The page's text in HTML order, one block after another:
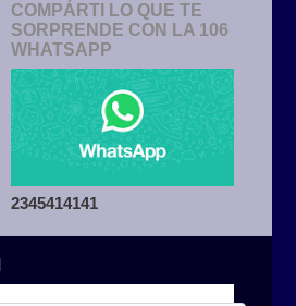
COMPÁRTI LO QUE TE
SORPRENDE CON LA 106
WHATSAPP
2345414141